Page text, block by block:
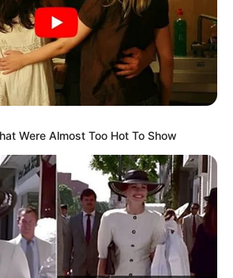
Were Almost Too Hot To Show